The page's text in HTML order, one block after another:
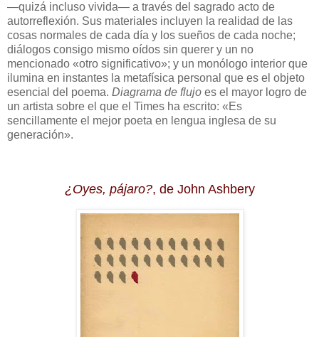
—quizá incluso vivida— a través del sagrado acto de
autorreflexión. Sus materiales incluyen la realidad de las
cosas normales de cada día y los sueños de cada noche;
diálogos consigo mismo oídos sin querer y un no
mencionado «otro significativo»; y un monólogo interior que
ilumina en instantes la metafísica personal que es el objeto
esencial del poema. Diagrama de flujo es el mayor logro de
un artista sobre el que el Times ha escrito: «Es
sencillamente el mejor poeta en lengua inglesa de su
generación».
¿Oyes, pájaro?, de John Ashbery